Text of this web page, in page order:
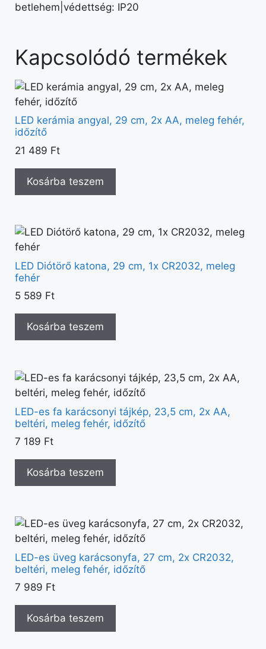
betlehem|védettség: IP20
Kapcsolódó termékek
LED kerámia angyal, 29 cm, 2x AA, meleg fehér,
időzítő
21 489 Ft
Kosárba teszem
LED Diótörő katona, 29 cm, 1x CR2032, meleg
fehér
5 589 Ft
Kosárba teszem
LED-es fa karácsonyi tájkép, 23,5 cm, 2x AA,
beltéri, meleg fehér, időzítő
7 189 Ft
Kosárba teszem
LED-es üveg karácsonyfa, 27 cm, 2x CR2032,
beltéri, meleg fehér, időzítő
7 989 Ft
Kosárba teszem